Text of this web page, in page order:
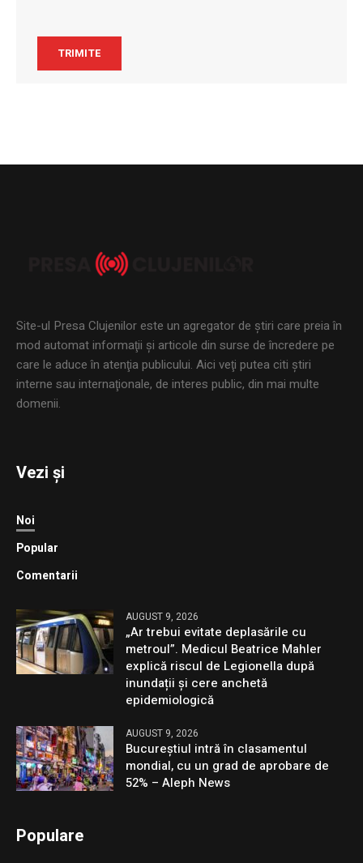
Site-ul Presa Clujenilor este un agregator de ştiri care preia în
mod automat informaţii şi articole din surse de încredere pe
care le aduce în atenţia publicului. Aici veţi putea citi ştiri
interne sau internaţionale, de interes public, din mai multe
domenii.
Vezi și
Noi
Popular
Comentarii
AUGUST 9, 2026
„Ar trebui evitate deplasările cu
metroul”. Medicul Beatrice Mahler
explică riscul de Legionella după
inundații și cere anchetă
epidemiologică
AUGUST 9, 2026
Bucureștiul intră în clasamentul
mondial, cu un grad de aprobare de
52% – Aleph News
Populare